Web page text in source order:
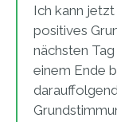
Ich kann jetzt
positives
nächsten
einem Ende